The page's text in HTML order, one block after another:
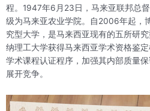
程。1947年6月23日，马来亚联邦总
级为马来亚农业学院。自2006年起，
究型大学，是马来西亚现有的五所研
纳理工大学获得马来西亚学术资格鉴
学术课程认证程序，加强其内部质量
展开竞争。